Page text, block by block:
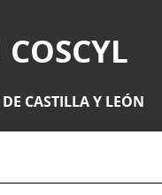
CASTILLA Y LEÓN